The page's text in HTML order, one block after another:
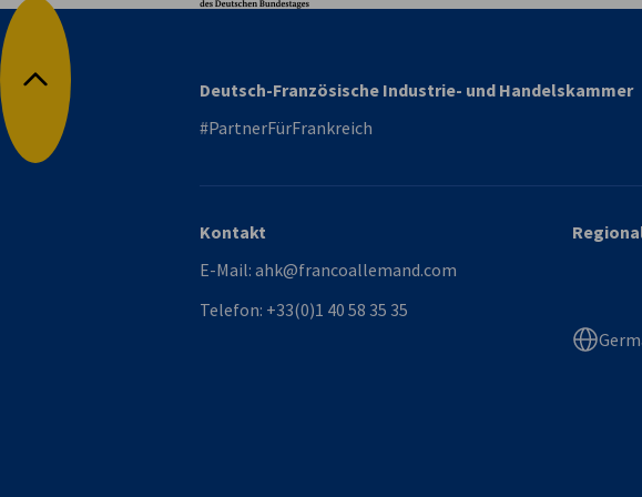
Nach oben
Deutsch-Französische Industrie- und Handelskammer
#PartnerFürFrankreich
Kontakt
E-Mail: ahk@francoallemand.com
Telefon: +33(0)1 40 58 35 35